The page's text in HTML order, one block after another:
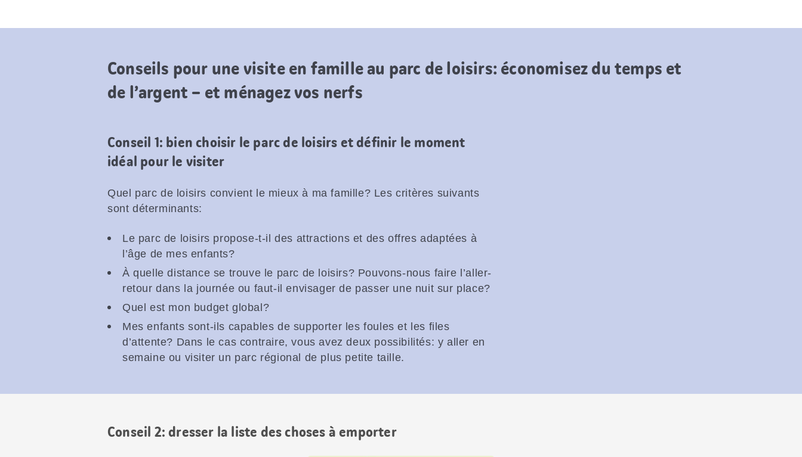
Conseils pour une visite en famille au parc de loisirs: économisez du temps et
de l’argent – et ménagez vos nerfs
Conseil 1: bien choisir le parc de loisirs et définir le moment
idéal pour le visiter
Quel parc de loisirs convient le mieux à ma famille? Les critères suivants
sont déterminants:
Le parc de loisirs propose-t-il des attractions et des offres adaptées à
l’âge de mes enfants?
À quelle distance se trouve le parc de loisirs? Pouvons-nous faire l’aller-
retour dans la journée ou faut-il envisager de passer une nuit sur place?
Quel est mon budget global?
Mes enfants sont-ils capables de supporter les foules et les files
d’attente? Dans le cas contraire, vous avez deux possibilités: y aller en
semaine ou visiter un parc régional de plus petite taille.
Conseil 2: dresser la liste des choses à emporter